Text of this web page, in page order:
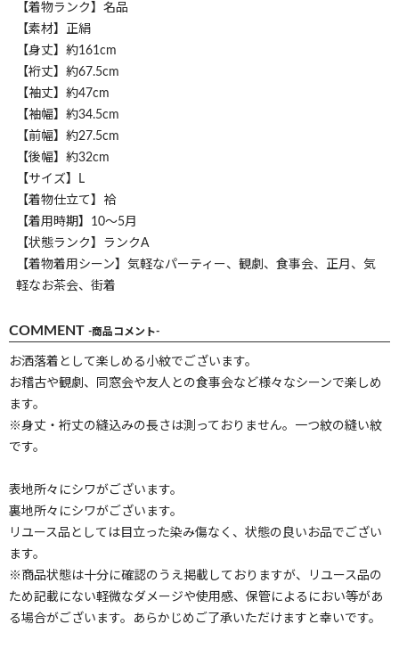
【着物ランク】名品
【素材】正絹
【身丈】約161cm
【裄丈】約67.5cm
【袖丈】約47cm
【袖幅】約34.5cm
【前幅】約27.5cm
【後幅】約32cm
【サイズ】L
【着物仕立て】袷
【着用時期】10～5月
【状態ランク】ランクA
【着物着用シーン】気軽なパーティー、観劇、食事会、正月、気
軽なお茶会、街着
COMMENT -商品コメント-
お洒落着として楽しめる小紋でございます。
お稽古や観劇、同窓会や友人との食事会など様々なシーンで楽しめ
ます。
※身丈・裄丈の縫込みの長さは測っておりません。一つ紋の縫い紋
です。
表地所々にシワがございます。
裏地所々にシワがございます。
リユース品としては目立った染み傷なく、状態の良いお品でござい
ます。
※商品状態は十分に確認のうえ掲載しておりますが、リユース品の
ため記載にない軽微なダメージや使用感、保管によるにおい等があ
る場合がございます。あらかじめご了承いただけますと幸いです。